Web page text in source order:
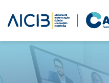
main
NAVEGAÇÃO
ESTRUTURAL